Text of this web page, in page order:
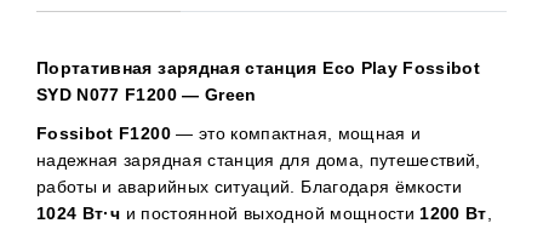
Портативная зарядная станция Eco Play Fossibot
SYD N077 F1200 — Green
Fossibot F1200— это компактная, мощная и
надежная зарядная станция для дома, путешествий,
работы и аварийных ситуаций. Благодаря ёмкости
1024 Вт·ч и постоянной выходной мощности1200 Вт,